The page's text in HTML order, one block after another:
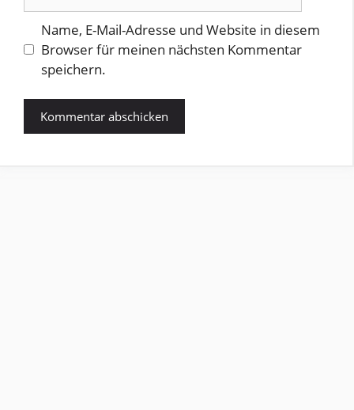
Name, E-Mail-Adresse und Website in diesem
Browser für meinen nächsten Kommentar
speichern.